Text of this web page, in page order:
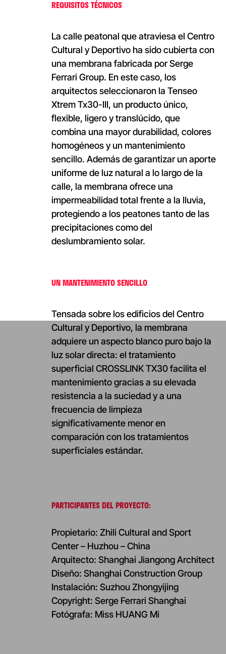
REQUISITOS TÉCNICOS
La calle peatonal que atraviesa el Centro
Cultural y Deportivo ha sido cubierta con
una membrana fabricada por Serge
Ferrari Group. En este caso, los
arquitectos seleccionaron la Tenseo
Xtrem Tx30-III, un producto único,
flexible, ligero y translúcido, que
combina una mayor durabilidad, colores
homogéneos y un mantenimiento
sencillo. Además de garantizar un aporte
uniforme de luz natural a lo largo de la
calle, la membrana ofrece una
impermeabilidad total frente a la lluvia,
protegiendo a los peatones tanto de las
precipitaciones como del
deslumbramiento solar.
UN MANTENIMIENTO SENCILLO
Tensada sobre los edificios del Centro
Cultural y Deportivo, la membrana
adquiere un aspecto blanco puro bajo la
luz solar directa: el tratamiento
superficial CROSSLINK TX30 facilita el
mantenimiento gracias a su elevada
resistencia a la suciedad y a una
frecuencia de limpieza
significativamente menor en
comparación con los tratamientos
superficiales estándar.
PARTICIPANTES DEL PROYECTO:
Propietario: Zhili Cultural and Sport
Center – Huzhou – China
Arquitecto: Shanghai Jiangong Architect
Diseño: Shanghai Construction Group
Instalación: Suzhou Zhongyijing
Copyright: Serge Ferrari Shanghai
Fotógrafa: Miss HUANG Mi